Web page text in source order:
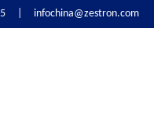
| infochina@zestron.com